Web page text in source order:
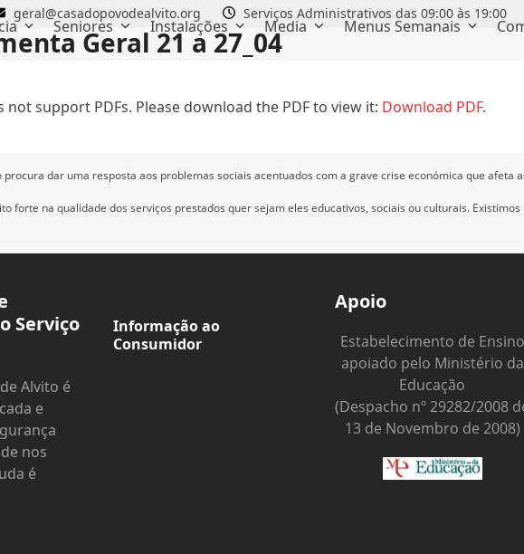
geral@casadopovodealvito.org Serviços Administrativos das 09:00 às 19:00
Seniores Instalações Media Menus Semanais
Geral 21 a 27_04
not support PDFs. Please download the PDF to view it: Download PDF.
procura dar uma resposta aos problemas sociais acentuados com a grave crise económica que afeta
forte na qualidade dos serviços prestados quer sejam eles educativos, sociais ou culturais. Existimos
Serviço
Alvito é
e
nos
é
Informação ao
Consumidor
Apoio
Estabelecimento de Ensino
apoiado pelo Ministério da
Educação
(Despacho nº 29282/2008
13 de Novembro de 2008)